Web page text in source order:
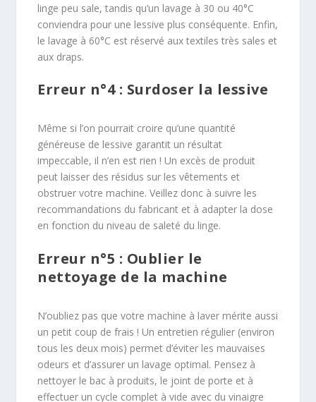
linge peu sale, tandis qu’un lavage à 30 ou 40°C
conviendra pour une lessive plus conséquente. Enfin,
le lavage à 60°C est réservé aux textiles très sales et
aux draps.
Erreur n°4 : Surdoser la lessive
Même si l’on pourrait croire qu’une quantité
généreuse de lessive garantit un résultat
impeccable, il n’en est rien ! Un excès de produit
peut laisser des résidus sur les vêtements et
obstruer votre machine. Veillez donc à suivre les
recommandations du fabricant et à adapter la dose
en fonction du niveau de saleté du linge.
Erreur n°5 : Oublier le
nettoyage de la machine
N’oubliez pas que votre machine à laver mérite aussi
un petit coup de frais ! Un entretien régulier (environ
tous les deux mois) permet d’éviter les mauvaises
odeurs et d’assurer un lavage optimal. Pensez à
nettoyer le bac à produits, le joint de porte et à
effectuer un cycle complet à vide avec du vinaigre